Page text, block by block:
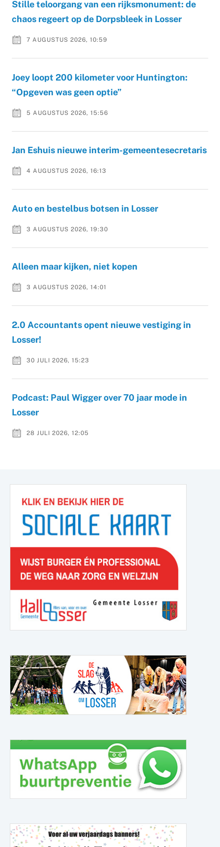
Stille teloorgang van een rijksmonument: de
chaos regeert op de Dorpsbleek in Losser
7 AUGUSTUS 2026, 10:59
Joey loopt 200 kilometer voor Huntington:
“Opgeven was geen optie”
5 AUGUSTUS 2026, 15:56
Jan Eshuis nieuwe interim-gemeentesecretaris
4 AUGUSTUS 2026, 16:13
Auto en bestelbus botsen in Losser
3 AUGUSTUS 2026, 19:30
Alleen maar kijken, niet kopen
3 AUGUSTUS 2026, 14:01
2.0 Accountants opent nieuwe vestiging in
Losser!
30 JULI 2026, 15:23
Podcast: Paul Wigger over 70 jaar mode in
Losser
28 JULI 2026, 12:05